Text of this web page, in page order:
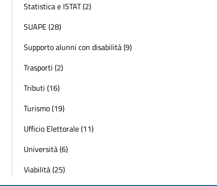
Statistica e ISTAT (2)
SUAPE (28)
Supporto alunni con disabilità (9)
Trasporti (2)
Tributi (16)
Turismo (19)
Ufficio Elettorale (11)
Università (6)
Viabilità (25)